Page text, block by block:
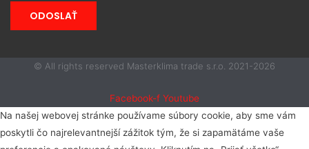
ODOSLAŤ
© All rights reserved Masterklima trade s.r.o. 2021-2026
Facebook-f Youtube
Na našej webovej stránke používame súbory cookie, aby sme vám
poskytli čo najrelevantnejší zážitok tým, že si zapamätáme vaše